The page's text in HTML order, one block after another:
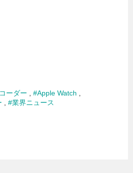
ーダー
#Apple Watch
#業界ニュース